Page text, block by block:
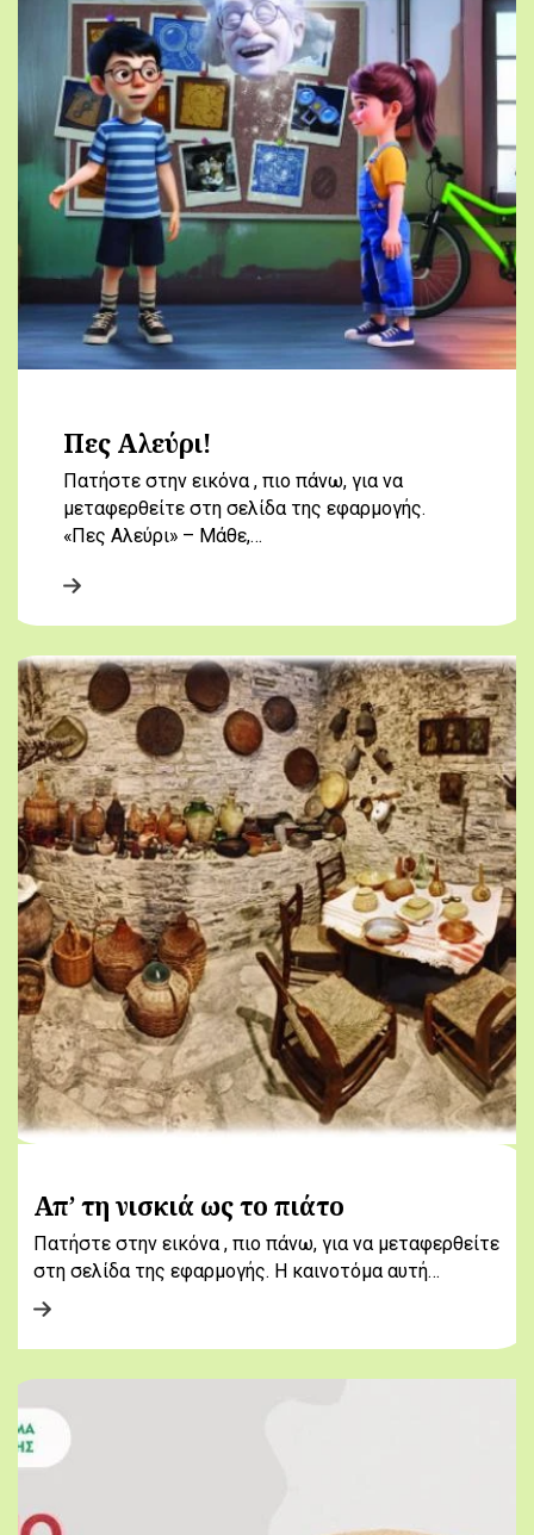
Πες Αλεύρι!
Πατήστε στην εικόνα , πιο πάνω, για να
μεταφερθείτε στη σελίδα της εφαρμογής.
«Πες Αλεύρι» – Μάθε,…
Απ’ τη νισκιά ως το πιάτο
Πατήστε στην εικόνα , πιο πάνω, για να μεταφερθείτε
στη σελίδα της εφαρμογής. Η καινοτόμα αυτή…